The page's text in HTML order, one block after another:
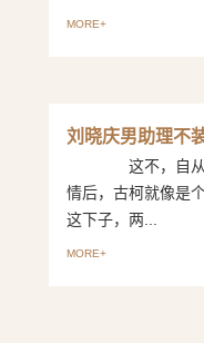
MORE+
刘晓庆男助理不
这不，自从刘
情后，古柯就像是
这下子，两...
MORE+